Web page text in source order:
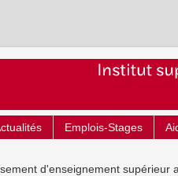
Emplois-Stages
d'enseignement supérieur